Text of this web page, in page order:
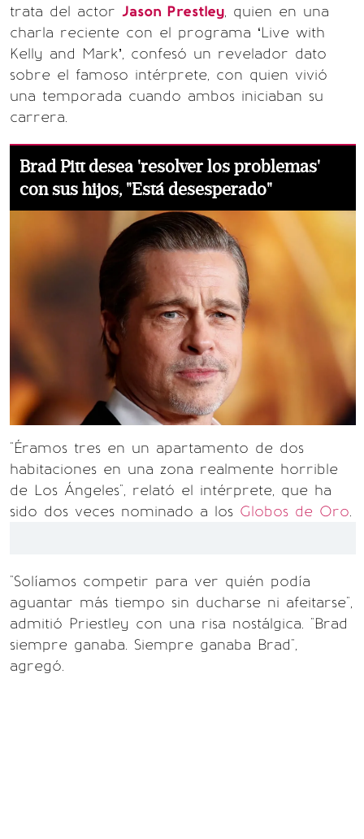
trata del actor Jason Prestley, quien en una
charla reciente con el programa ‘Live with
Kelly and Mark’, confesó un revelador dato
sobre el famoso intérprete, con quien vivió
una temporada cuando ambos iniciaban su
carrera.
Brad Pitt desea 'resolver los problemas'
con sus hijos, "Está desesperado"
"Éramos tres en un apartamento de dos
habitaciones en una zona realmente horrible
de Los Ángeles", relató el intérprete, que ha
sido dos veces nominado a los Globos de Oro.
"Solíamos competir para ver quién podía
aguantar más tiempo sin ducharse ni afeitarse",
admitió Priestley con una risa nostálgica. "Brad
siempre ganaba. Siempre ganaba Brad",
agregó.